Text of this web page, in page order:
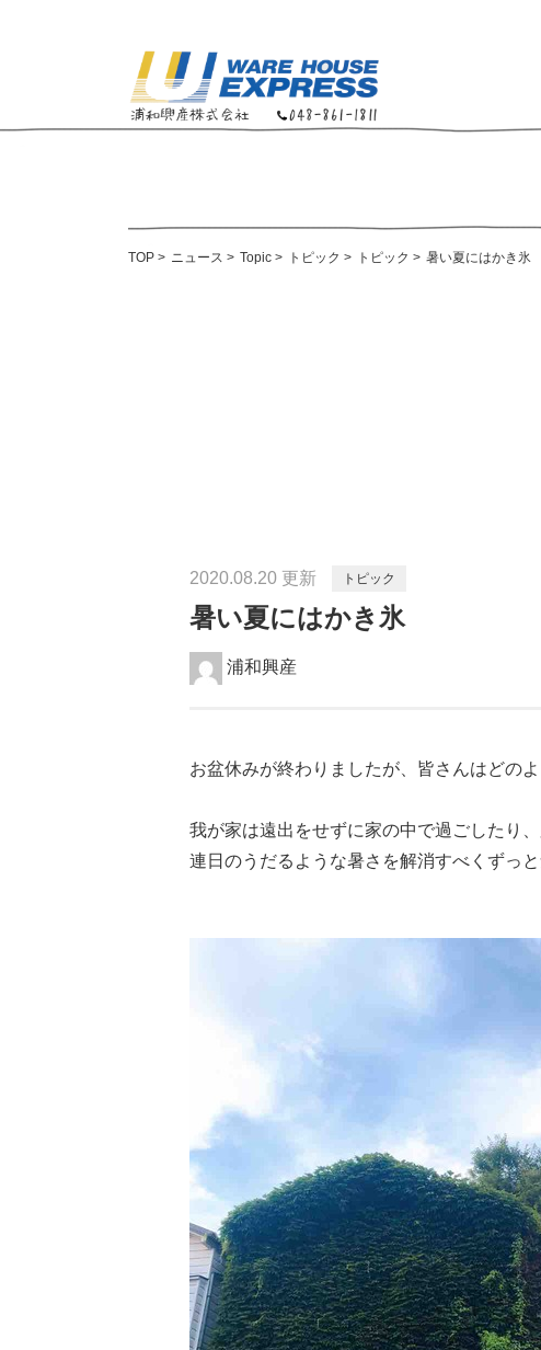
TOP > ニュース > Topic > トピック > トピック > 暑い夏にはかき氷
2020.08.20 更新 トピック
暑い夏にはかき氷
浦和興産
お盆休みが終わりましたが、皆さんはどの
我が家は遠出をせずに家の中で過ごしたり
連日のうだるような暑さを解消すべくずっ